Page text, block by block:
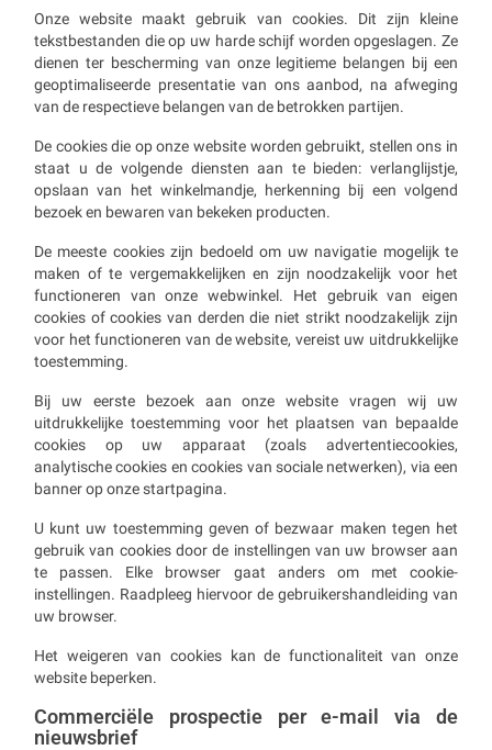
Onze website maakt gebruik van cookies. Dit zijn kleine
tekstbestanden die op uw harde schijf worden opgeslagen. Ze
dienen ter bescherming van onze legitieme belangen bij een
geoptimaliseerde presentatie van ons aanbod, na afweging
van de respectieve belangen van de betrokken partijen.
De cookies die op onze website worden gebruikt, stellen ons in
staat u de volgende diensten aan te bieden: verlanglijstje,
opslaan van het winkelmandje, herkenning bij een volgend
bezoek en bewaren van bekeken producten.
De meeste cookies zijn bedoeld om uw navigatie mogelijk te
maken of te vergemakkelijken en zijn noodzakelijk voor het
functioneren van onze webwinkel. Het gebruik van eigen
cookies of cookies van derden die niet strikt noodzakelijk zijn
voor het functioneren van de website, vereist uw uitdrukkelijke
toestemming.
Bij uw eerste bezoek aan onze website vragen wij uw
uitdrukkelijke toestemming voor het plaatsen van bepaalde
cookies op uw apparaat (zoals advertentiecookies,
analytische cookies en cookies van sociale netwerken), via een
banner op onze startpagina.
U kunt uw toestemming geven of bezwaar maken tegen het
gebruik van cookies door de instellingen van uw browser aan
te passen. Elke browser gaat anders om met cookie-
instellingen. Raadpleeg hiervoor de gebruikershandleiding van
uw browser.
Het weigeren van cookies kan de functionaliteit van onze
website beperken.
Commerciële prospectie per e-mail via de
nieuwsbrief